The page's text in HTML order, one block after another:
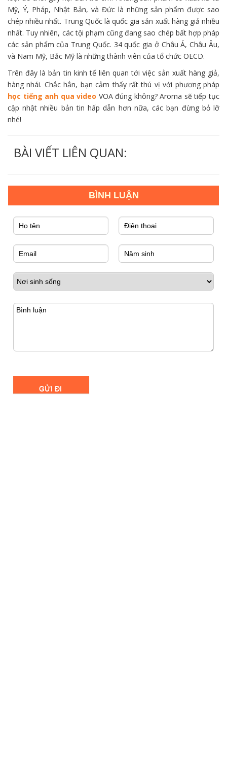
Mỹ, Ý, Pháp, Nhật Bản, và Đức là những sản phẩm được sao
chép nhiều nhất. Trung Quốc là quốc gia sản xuất hàng giả nhiều
nhất. Tuy nhiên, các tội phạm cũng đang sao chép bất hợp pháp
các sản phẩm của Trung Quốc. 34 quốc gia ở Châu Á, Châu Âu,
và Nam Mỹ, Bắc Mỹ là những thành viên của tổ chức OECD.
Trên đây là bản tin kinh tế liên quan tới việc sản xuất hàng giả,
hàng nhái. Chắc hẳn, bạn cảm thấy rất thú vị với phương pháp
học tiếng anh qua video VOA đúng không? Aroma sẽ tiếp tục
cập nhật nhiều bản tin hấp dẫn hơn nữa, các bạn đừng bỏ lỡ
nhé!
BÀI VIẾT LIÊN QUAN: